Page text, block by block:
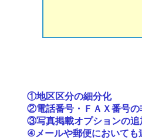
①地区区分の細分化
②電話番号・ＦＡＸ番号の
③写真掲載オプションの追
④メールや郵便においても